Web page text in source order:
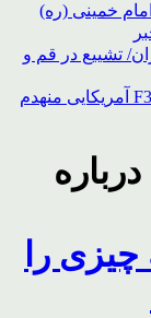
خمینی (ره)
13 تیر در تهران/ تشییع در قم و
محل استقرار جنگنده های F35، F15، F16 آمریکایی منهدم
را